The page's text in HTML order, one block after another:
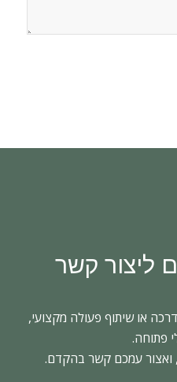
ליצור קשר
או שיתוף פעולה מקצועי,
פתוחה.
עמכם קשר בהקדם.